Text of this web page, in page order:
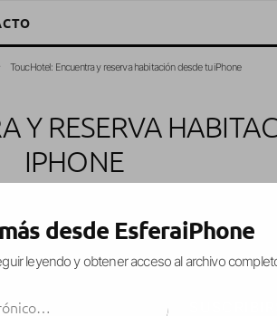
ToucHotel: Encuentra y reserva habitación desde tu iPhone
Y RESERVA
IPHONE
indida, de hoteles. Gracias a
desde EsferaiPhone
leyendo y obtener acceso al archivo